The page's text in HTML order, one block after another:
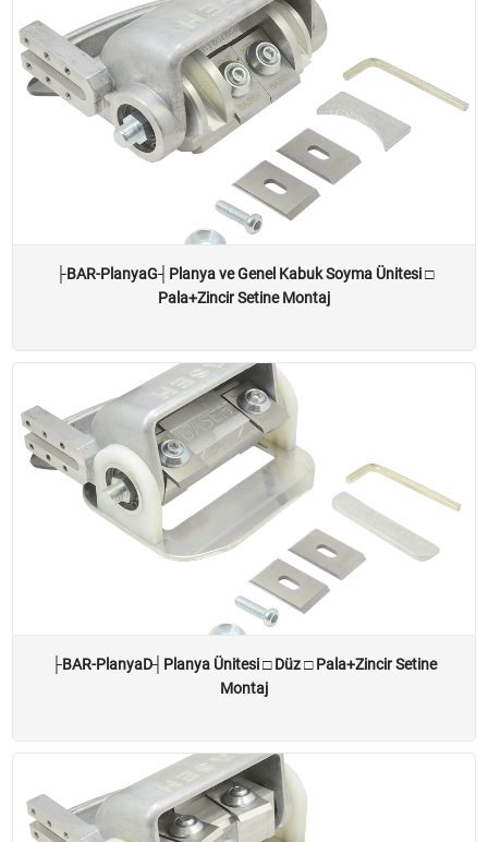
├BAR-PlanyaG┤Planya ve Genel Kabuk Soyma Ünitesi □
Pala+Zincir Setine Montaj
├BAR-PlanyaD┤Planya Ünitesi □ Düz □ Pala+Zincir Setine
Montaj